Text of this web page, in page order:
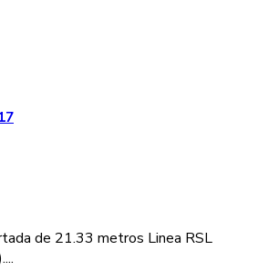
de 21.33 metros Linea RSL